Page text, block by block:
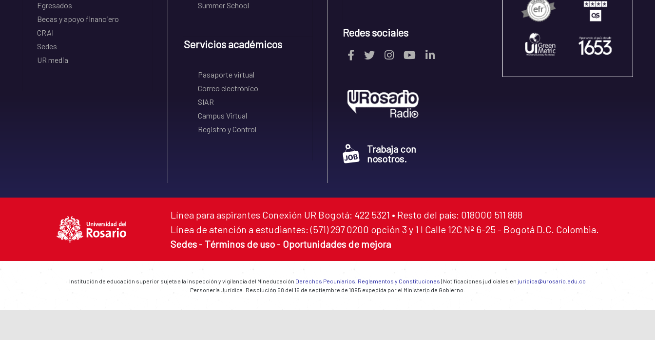
Egresados
Becas y apoyo financiero
CRAI
Sedes
UR media
Summer School
Servicios académicos
Pasaporte virtual
Correo electrónico
SIAR
Campus Virtual
Registro y Control
Redes sociales
Trabaja con
nosotros.
Línea para aspirantes Conexión UR Bogotá: 422 5321 • Resto del país: 018000 511 888
Línea de atención a estudiantes: (571) 297 0200 opción 3 y 1 I Calle 12C Nº 6-25 - Bogotá D.C. Colombia.
Sedes - Términos de uso - Oportunidades de mejora
Institución de educación superior sujeta a la inspección y vigilancia del Mineducación Derechos Pecuniarios, Reglamentos y Constituciones | Notificaciones judiciales en juridica@urosario.edu.co
Personería Jurídica: Resolución 58 del 16 de septiembre de 1895 expedida por el Ministerio de Gobierno.